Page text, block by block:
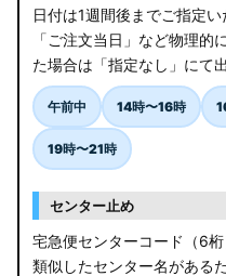
日付は1週間後までご指定い
「ご注文当日」など物理的
た場合は「指定なし」にて
午前中 14時〜16時
19時〜21時
センター止め
宅急便センターコード（6
類似したセンター名がある